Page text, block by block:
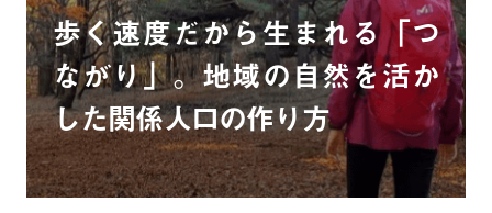
歩く速度だから生まれる「つ
ながり」。地域の自然を活か
した関係人口の作り方